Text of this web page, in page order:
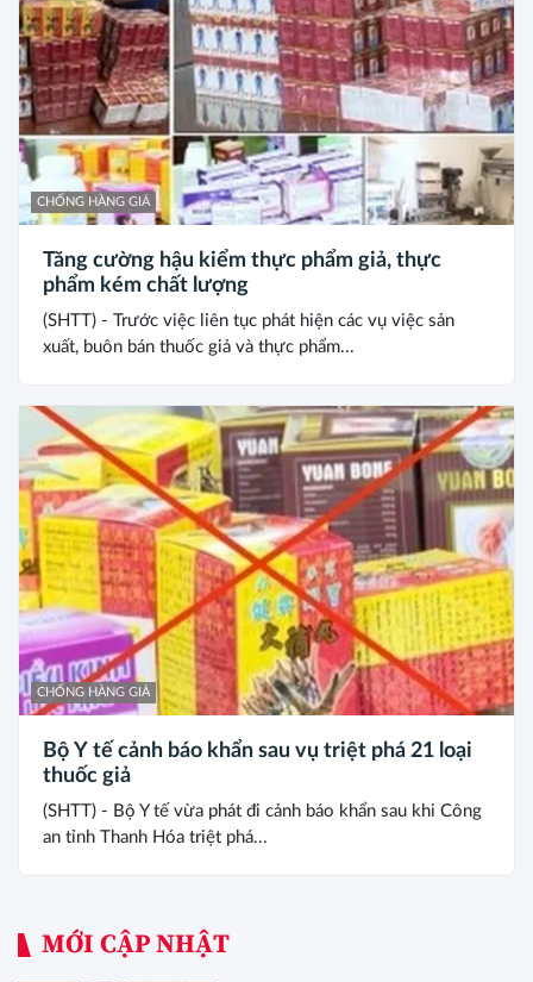
CHỐNG HÀNG GIẢ
Tăng cường hậu kiểm thực phẩm giả, thực
phẩm kém chất lượng
(SHTT) - Trước việc liên tục phát hiện các vụ việc sản
xuất, buôn bán thuốc giả và thực phẩm...
CHỐNG HÀNG GIẢ
Bộ Y tế cảnh báo khẩn sau vụ triệt phá 21 loại
thuốc giả
(SHTT) - Bộ Y tế vừa phát đi cảnh báo khẩn sau khi Công
an tỉnh Thanh Hóa triệt phá...
MỚI CẬP NHẬT